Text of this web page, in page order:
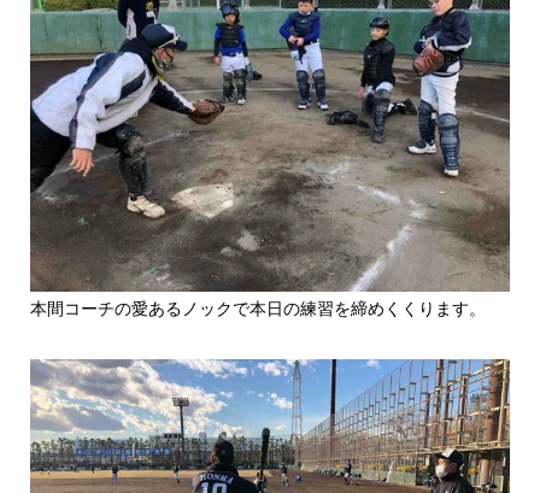
本間コーチの愛あるノックで本日の練習を締めくくります。